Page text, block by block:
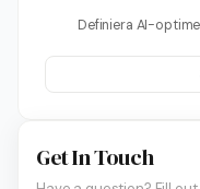
Definiera AI-
Get In Touch